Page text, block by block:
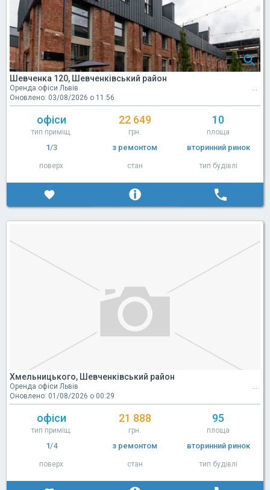
Шевченка 120, Шевченківський район
Оренда офіси Львів
Оновлено: 03/08/2026 о 11:56
офіси
тип приміщ.
22 649
грн.
10
площа
1/3
поверх
з ремонтом
стан
вторинний ринок
тип будівлі
Хмельницького, Шевченківський район
Оренда офіси Львів
Оновлено: 01/08/2026 о 00:29
офіси
тип приміщ.
21 888
грн.
95
площа
1/4
поверх
з ремонтом
стан
вторинний ринок
тип будівлі